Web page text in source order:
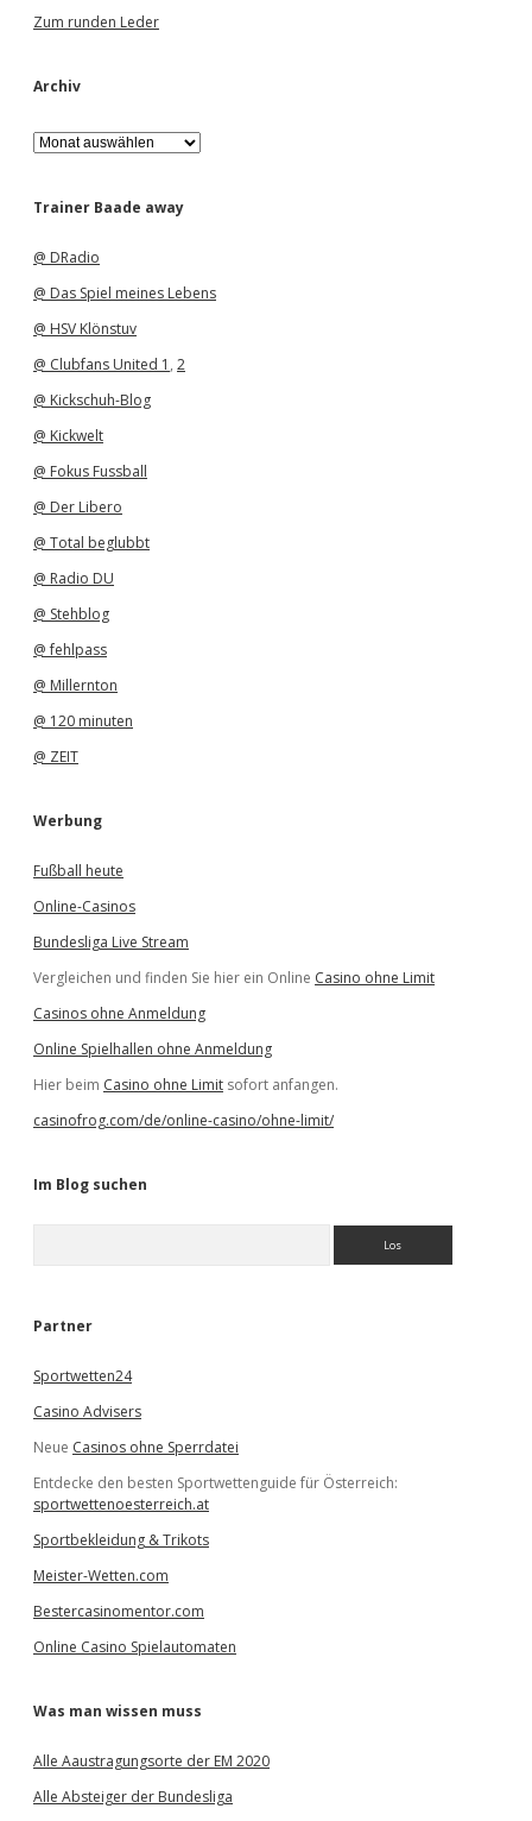
Zum runden Leder
Archiv
A
r
h
Trainer Baade away
@ DRadio
@ Das Spiel meines Lebens
@ HSV Klönstuv
@ Clubfans United 1 , 2
@ Kickschuh-Blog
@ Kickwelt
@ Fokus Fussball
@ Der Libero
@ Total beglubbt
@ Radio DU
@ Stehblog
@ fehlpass
@ Millernton
@ 120 minuten
@ ZEIT
Werbung
Fußball heute
Online-Casinos
Bundesliga Live Stream
Vergleichen und finden Sie hier ein Online Casino ohne Limit
Casinos ohne Anmeldung
Online Spielhallen ohne Anmeldung
Hier beim Casino ohne Limit sofort anfangen.
casinofrog.com/de/online-casino/ohne-limit/
Im Blog suchen
e
Partner
Sportwetten24
Casino Advisers
Neue Casinos ohne Sperrdatei
Entdecke den besten Sportwettenguide für Österreich:
sportwettenoesterreich.at
Sportbekleidung & Trikots
Meister-Wetten.com
Bestercasinomentor.com
Online Casino Spielautomaten
Was man wissen muss
Alle Aaustragungsorte der EM 2020
Alle Absteiger der Bundesliga